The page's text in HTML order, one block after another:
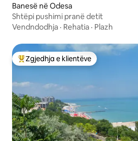
Banesë në Odesa
Shtëpi pushimi pranë detit
Vendndodhja · Rehatia · Plazh
Më të mirat e zgjedhjeve të klientëve
Zgjedhja e klientëve